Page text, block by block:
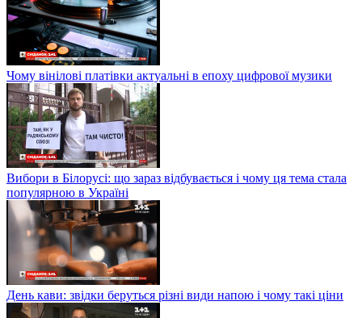
Чому вінілові платівки актуальні в епоху цифрової музики
Вибори в Білорусі: що зараз відбувається і чому ця тема стала
популярною в Україні
День кави: звідки беруться різні види напою і чому такі ціни